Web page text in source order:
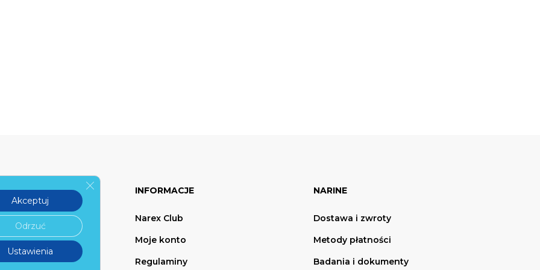
INFORMACJE
Narex Club
Moje konto
Regulaminy
NARINE
Dostawa i zwroty
Metody płatności
Badania i dokumenty
Akceptuj
Odrzuć
Ustawienia
Zamknij panel powiadomień o ciasteczkach RODO